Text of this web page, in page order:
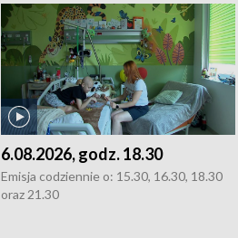
6.08.2026, godz. 18.30
Emisja codziennie o: 15.30, 16.30, 18.30
oraz 21.30